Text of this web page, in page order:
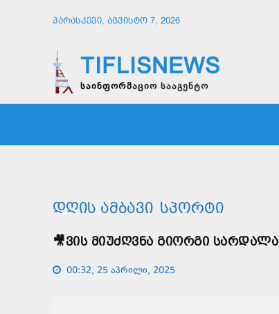
ᲞᲐᲠᲐᲡᲙᲔᲕᲘ, ᲐᲒᲕᲘᲡᲢᲝ 7, 2026
TIFLISNEWS
საინფორმაციო სააგენტო
ᲓᲦᲘᲡ ᲐᲛᲑᲐᲕᲘ ᲡᲞᲝᲠᲢᲘ
🎥ᲕᲘᲡ ᲛᲘᲣᲫᲦᲕᲜᲐ ᲒᲘᲝᲠᲒᲘ
00:32, 25 აპრილი, 2025